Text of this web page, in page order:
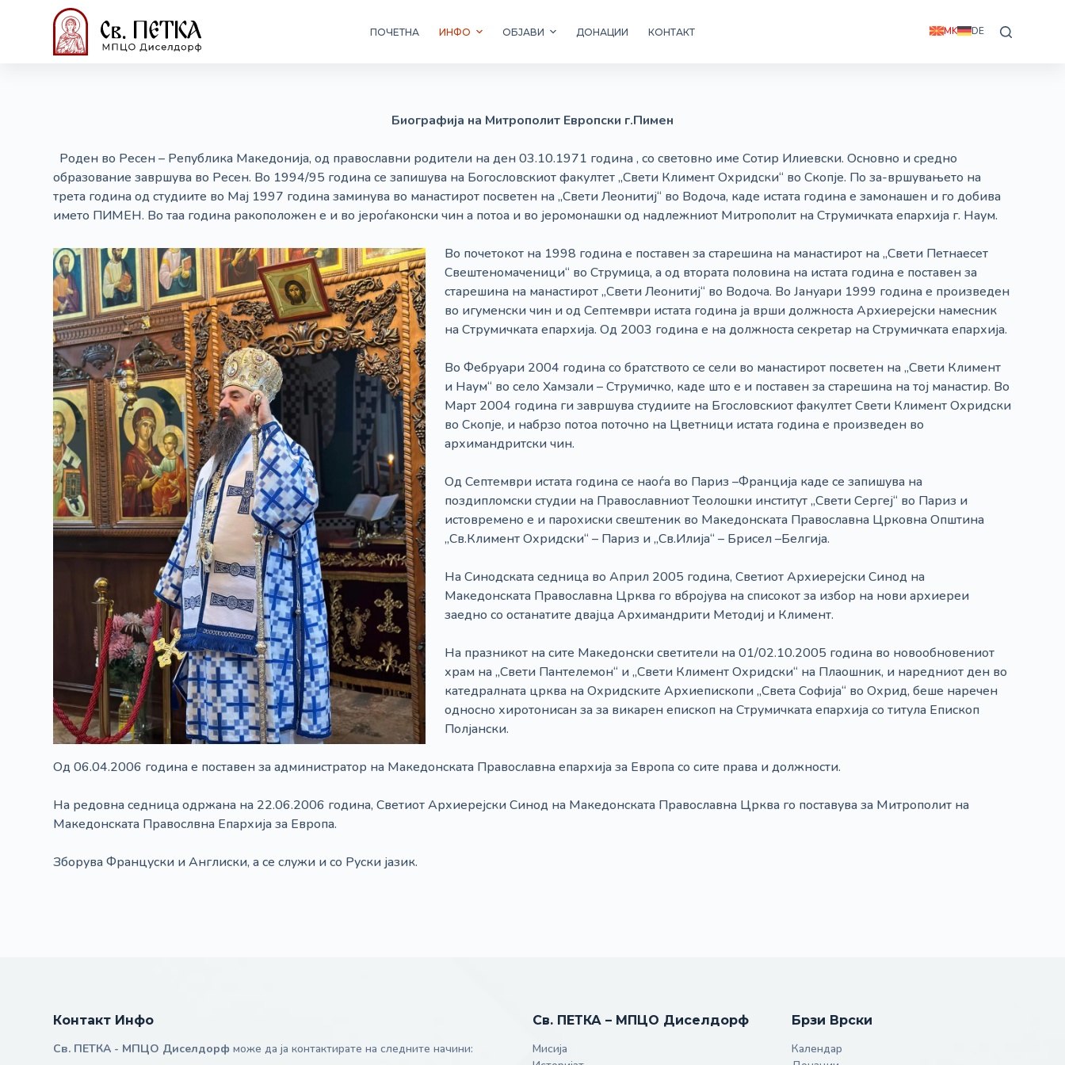
ПОЧЕТНА ИНФО ОБЈАВИ ДОНАЦИИ КОНТАКТ MK DE
Биографија на Митрополит Европски г.Пимен
Роден во Ресен – Република Македонија, од православни родители на ден 03.10.1971 година , со световно име Сотир Илиевски. Основно и средно
образование завршува во Ресен. Во 1994/95 година се запишува на Богословскиот факултет „Свети Климент Охридски“ во Скопје. По за-вршувањето на
трета година од студиите во Мај 1997 година заминува во манастирот посветен на „Свети Леонитиј“ во Водоча, каде истата година е замонашен и го добива
името ПИМЕН. Во таа година ракоположен е и во јероѓаконски чин а потоа и во јеромонашки од надлежниот Митрополит на Струмичката епархија г. Наум.
Во почетокот на 1998 година е поставен за старешина на манастирот на „Свети Петнаесет
Свештеномаченици“ во Струмица, а од втората половина на истата година е поставен за
старешина на манастирот „Свети Леонитиј“ во Водоча. Во Јануари 1999 година е произведен
во игуменски чин и од Септември истата година ја врши должноста Архиерејски намесник
на Струмичката епархија. Од 2003 година е на должноста секретар на Струмичката епархија.
Во Фебруари 2004 година со братството се сели во манастирот посветен на „Свети Климент
и Наум“ во село Хамзали – Струмичко, каде што е и поставен за старешина на тој манастир. Во
Март 2004 година ги завршува студиите на Бгословскиот факултет Свети Климент Охридски
во Скопје, и набрзо потоа поточно на Цветници истата година е произведен во
архимандритски чин.
Од Септември истата година се наоѓа во Париз –Франција каде се запишува на
поздипломски студии на Православниот Теолошки институт „Свети Сергеј“ во Париз и
истовремено е и парохиски свештеник во Македонската Православна Црковна Општина
„Св.Климент Охридски“ – Париз и „Св.Илија“ – Брисел –Белгија.
На Синодската седница во Април 2005 година, Светиот Архиерејски Синод на
Македонската Православна Црква го вбројува на списокот за избор на нови архиереи
заедно со останатите двајца Архимандрити Методиј и Климент.
На празникот на сите Македонски светители на 01/02.10.2005 година во новообновениот
храм на „Свети Пантелемон“ и „Свети Климент Охридски“ на Плаошник, и наредниот ден во
катедралната црква на Охридските Архиепископи „Света Софија“ во Охрид, беше наречен
односно хиротонисан за за викарен епископ на Струмичката епархија со титула Епископ
Полјански.
Од 06.04.2006 година е поставен за администратор на Македонската Православна епархија за Европа со сите права и должности.
На редовна седница одржана на 22.06.2006 година, Светиот Архиерејски Синод на Македонската Православна Црква го поставува за Митрополит на
Македонската Правослвна Епархија за Европа.
Зборува Француски и Англиски, а се служи и со Руски јазик.
Контакт Инфо
Св. ПЕТКА - МПЦО Диселдорф може да ја контактирате на следните начини:
Св. ПЕТКА – МПЦО Диселдорф
Мисија
Брзи Врски
Календар